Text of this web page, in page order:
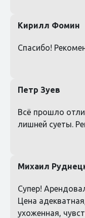
Кирилл Фомин
Спасибо!
Петр Зуев
Всё прошло
лишней суеты.
Михаил
Супер!
Цена
ухоженная,